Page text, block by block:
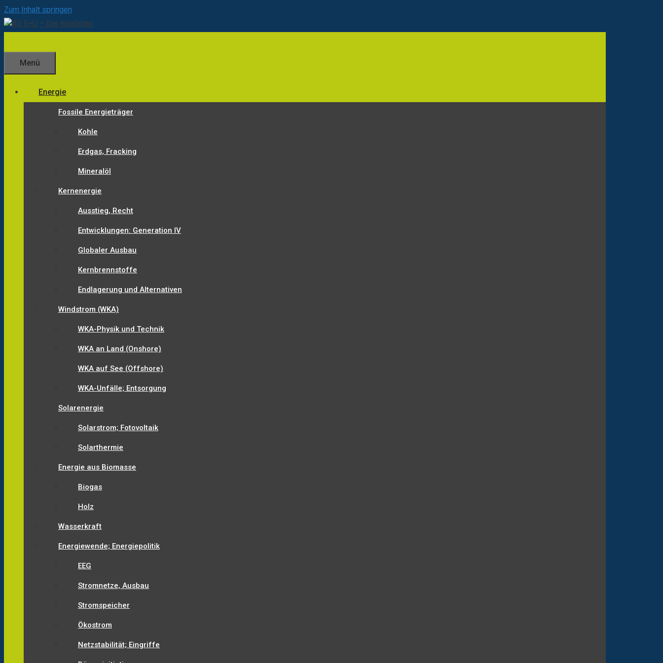
Zum Inhalt springen
Menü
Energie
Fossile Energieträger
Kohle
Erdgas, Fracking
Mineralöl
Kernenergie
Ausstieg, Recht
Entwicklungen: Generation IV
Globaler Ausbau
Kernbrennstoffe
Endlagerung und Alternativen
Windstrom (WKA)
WKA-Physik und Technik
WKA an Land (Onshore)
WKA auf See (Offshore)
WKA-Unfälle; Entsorgung
Solarenergie
Solarstrom; Fotovoltaik
Solarthermie
Energie aus Biomasse
Biogas
Holz
Wasserkraft
Energiewende; Energiepolitik
EEG
Stromnetze, Ausbau
Stromspeicher
Ökostrom
Netzstabilität; Eingriffe